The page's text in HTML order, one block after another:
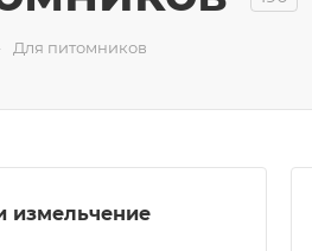
Для питомников
измельчение